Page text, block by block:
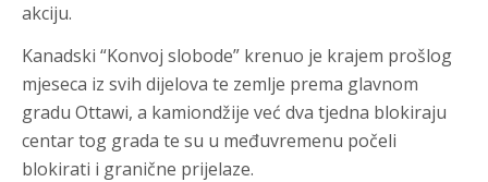
akciju.
Kanadski “Konvoj slobode” krenuo je krajem prošlog
mjeseca iz svih dijelova te zemlje prema glavnom
gradu Ottawi, a kamiondžije već dva tjedna blokiraju
centar tog grada te su u međuvremenu počeli
blokirati i granične prijelaze.